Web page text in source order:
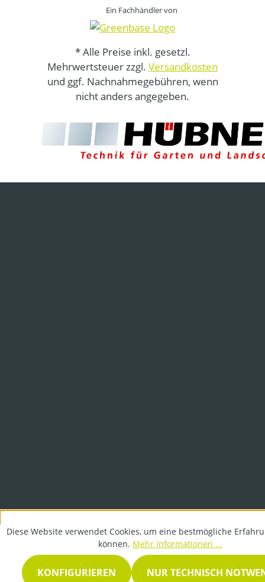
Ein Fachhändler von
* Alle Preise inkl. gesetzl.
Mehrwertsteuer zzgl. Versandkosten
und ggf. Nachnahmegebühren, wenn
nicht anders angegeben.
Diese Website verwendet Cookies, um eine bestmögliche
können. Mehr Informationen ...
NUR TECHNISCH
KONFIGURIEREN